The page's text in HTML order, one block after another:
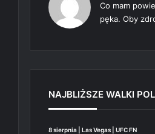
Co mam
pęka. Oby
NAJBLIŻSZE WALKI
8 sierpnia | Las Vegas | UFC FN